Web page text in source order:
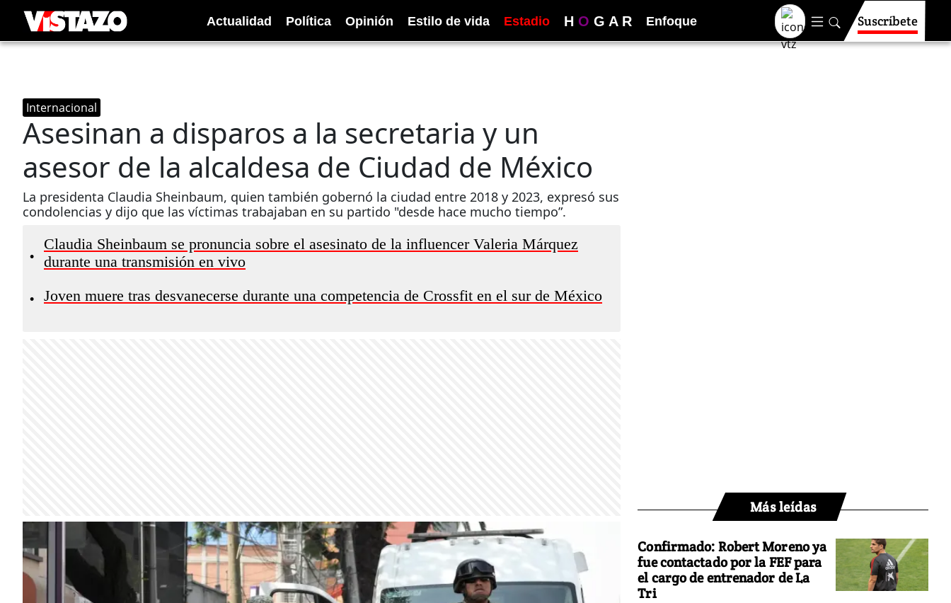
Actualidad Política Opinión Estilo de vida Estadio H O G A R Enfoque Suscríbete
Internacional
Asesinan a disparos a la secretaria y un
asesor de la alcaldesa de Ciudad de México
La presidenta Claudia Sheinbaum, quien también gobernó la ciudad entre 2018 y 2023, expresó sus
condolencias y dijo que las víctimas trabajaban en su partido "desde hace mucho tiempo”.
•
Claudia Sheinbaum se pronuncia sobre el asesinato de la influencer Valeria Márquez
durante una transmisión en vivo
• Joven muere tras desvanecerse durante una competencia de Crossfit en el sur de México
Más leídas
Confirmado: Robert Moreno ya
fue contactado por la FEF para
el cargo de entrenador de La
Tri